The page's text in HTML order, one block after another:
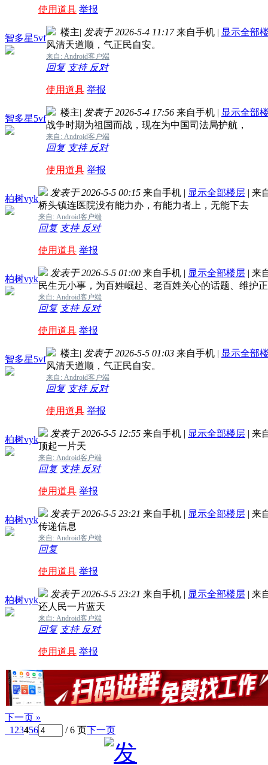
使用道具 举报
智多星5vf
楼主| 发表于 2026-5-4 11:17 来自手机 | 显示全部
风清天道顺，气正民自安。
来自: Android客户端
回复 支持 反对
使用道具 举报
智多星5vf
楼主| 发表于 2026-5-4 17:56 来自手机 | 显示全部
战争时期为祖国而战，现在为中国司法局护航，
来自: Android客户端
回复 支持 反对
使用道具 举报
柏树vyk
发表于 2026-5-5 00:15 来自手机 | 显示全部楼层 | 来
桥头镇连医院没有能力办，有能力者上，无能下去
来自: Android客户端
回复 支持 反对
使用道具 举报
柏树vyk
发表于 2026-5-5 01:00 来自手机 | 显示全部楼层 | 来
民生无小事，为百姓崛起、老百姓关心的话题、维护
来自: Android客户端
回复 支持 反对
使用道具 举报
智多星5vf
楼主| 发表于 2026-5-5 01:03 来自手机 | 显示全部
风清天道顺，气正民自安。
来自: Android客户端
回复 支持 反对
使用道具 举报
柏树vyk
发表于 2026-5-5 12:55 来自手机 | 显示全部楼层 | 来
顶起一片天
来自: Android客户端
回复 支持 反对
使用道具 举报
柏树vyk
发表于 2026-5-5 23:21 来自手机 | 显示全部楼层 | 来
传递信息
来自: Android客户端
回复
使用道具 举报
柏树vyk
发表于 2026-5-5 23:21 来自手机 | 显示全部楼层 | 来
还人民一片蓝天
来自: Android客户端
回复 支持 反对
使用道具 举报
下一页 »
1 23456 / 6 页下一页